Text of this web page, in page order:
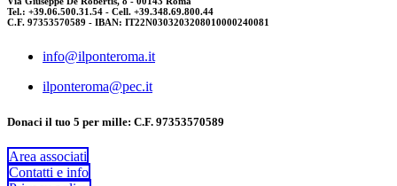
Tel.: +39.06.500.31.54 - Cell. +39.348.69.800.44
C.F. 97353570589 - IBAN: IT22N0303203208010000240081
info@ilponteroma.it
ilponteroma@pec.it
Donaci il tuo 5 per mille: C.F. 97353570589
Area associati
Contatti e info